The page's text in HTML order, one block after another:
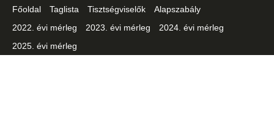
Főoldal Taglista Tisztségviselők
Alapszabály
2022. évi mérleg
2023. évi mérleg
2024. évi mérleg
2025. évi mérleg